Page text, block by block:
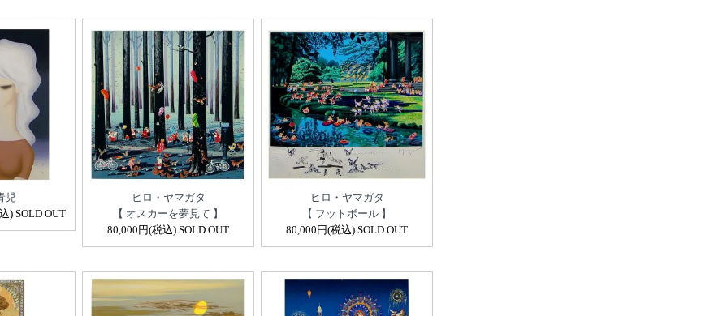
児
) SOLD OUT
ヒロ・ヤマガタ
【 オスカーを夢見て 】
80,000円(税込) SOLD OUT
ヒロ・ヤマガタ
【 フットボール 】
80,000円(税込) SOLD OUT